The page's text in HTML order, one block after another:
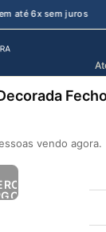
até 6x sem juros
vendo agora.